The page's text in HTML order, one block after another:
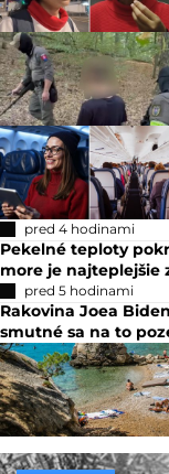
pred 4 hodinami
Pekelné teploty
more je najteplejšie
pred 5 hodinami
Rakovina Joea
smutné sa na to